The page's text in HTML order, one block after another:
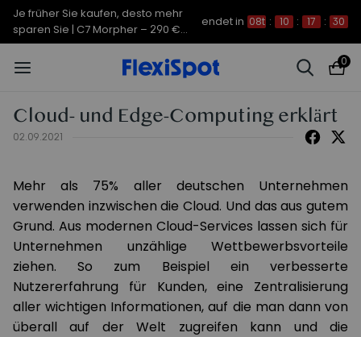
Je früher Sie kaufen, desto mehr
sparen Sie | C7 Morpher – 290 €
Rabatt
endet in 08t : 10 : 17 : 30
0
Cloud- und Edge-Computing erklärt
02.09.2021
Mehr als 75% aller deutschen Unternehmen
verwenden inzwischen die Cloud. Und das aus gutem
Grund. Aus modernen Cloud-Services lassen sich für
Unternehmen unzählige Wettbewerbsvorteile
ziehen. So zum Beispiel ein verbesserte
Nutzererfahrung für Kunden, eine Zentralisierung
aller wichtigen Informationen, auf die man dann von
überall auf der Welt zugreifen kann und die